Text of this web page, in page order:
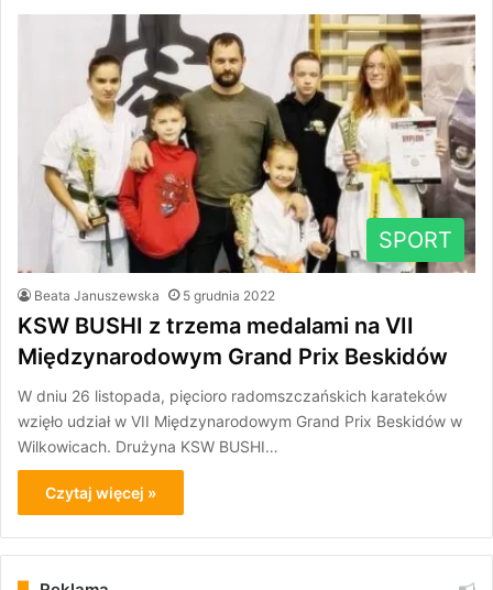
SPORT
Beata Januszewska 5 grudnia 2022
KSW BUSHI z trzema medalami na VII
Międzynarodowym Grand Prix Beskidów
W dniu 26 listopada, pięcioro radomszczańskich karateków
wzięło udział w VII Międzynarodowym Grand Prix Beskidów w
Wilkowicach. Drużyna KSW BUSHI…
Czytaj więcej »